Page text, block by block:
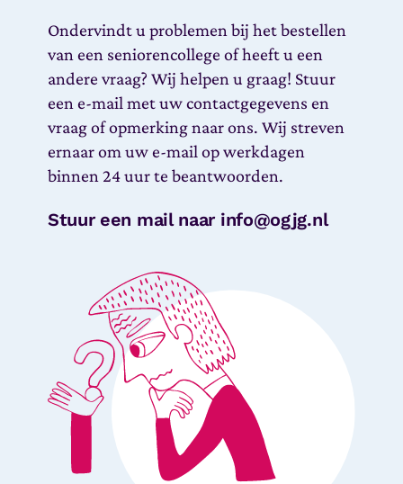
Ondervindt u problemen bij het bestellen
van een seniorencollege of heeft u een
andere vraag? Wij helpen u graag! Stuur
een e-mail met uw contactgegevens en
vraag of opmerking naar ons. Wij streven
ernaar om uw e-mail op werkdagen
binnen 24 uur te beantwoorden.
Stuur een mail naar info@ogjg.nl